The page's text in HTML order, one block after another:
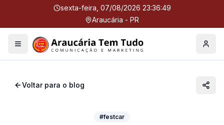
sexta-feira, 07/08/2026 23:36:49
Araucária - PR
Menu Perfil
Voltar para o blog
#festcar